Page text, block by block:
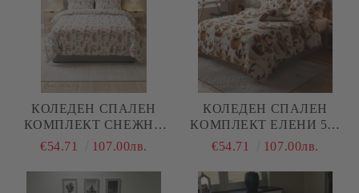
КОЛЕДЕН СПАЛЕН
КОМПЛЕКТ СНЕЖНИ
ЧОВЕЦИ, 100% ПАМУК/
€54.71 107.00лв.
КОЛЕДЕН СПАЛЕН
КОМПЛЕКТ ЕЛЕНИ 5Д,
100% ПАМУК/ 5Д,
€54.71 107.00лв.